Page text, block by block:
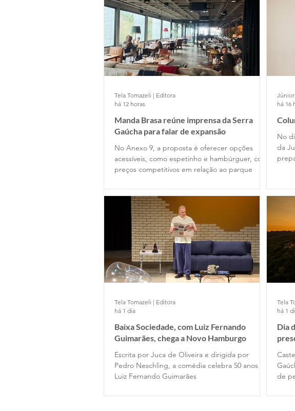
Manda Brasa reúne imprensa da Serra
Gaúcha para falar de expansão
No Anexo 9, a proposta é oferecer opções
acessíveis, como espetinho e hambúrguer, com
preços competitivos em relação ao parque
Tela Tomazeli | Editora
há 12 horas
No
da
há 16
Baixa Sociedade, com Luiz Fernando
Guimarães, chega a Novo Hamburgo
Escrita por Juca de Oliveira e dirigida por
Pedro Neschling, a comédia celebra 50 anos de
Luiz Fernando Guimarães
Tela Tomazeli | Editora
há 1 dia
Dia
de
Tela
há 1